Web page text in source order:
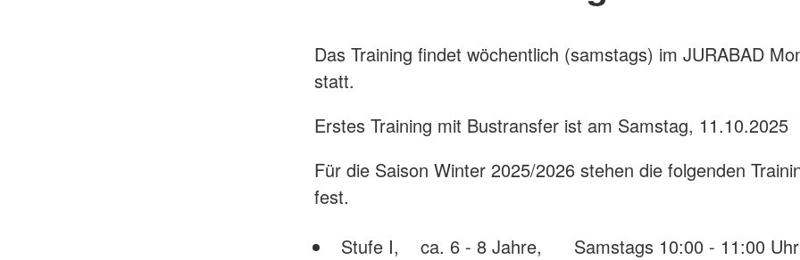
Das Training findet wöchentlich (samstags) im JURABAD
statt.
Erstes Training mit Bustransfer ist am Samstag, 11.10.2025
Für die Saison Winter 2025/2026 stehen die folgenden
fest.
Stufe I, ca. 6 - 8 Jahre, Samstags 10:00 - 11:00 Uhr